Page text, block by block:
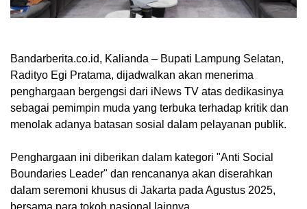
Bandarberita.co.id, Kalianda – Bupati Lampung Selatan,
Radityo Egi Pratama, dijadwalkan akan menerima
penghargaan bergengsi dari iNews TV atas dedikasinya
sebagai pemimpin muda yang terbuka terhadap kritik dan
menolak adanya batasan sosial dalam pelayanan publik.
Penghargaan ini diberikan dalam kategori "Anti Social
Boundaries Leader" dan rencananya akan diserahkan
dalam seremoni khusus di Jakarta pada Agustus 2025,